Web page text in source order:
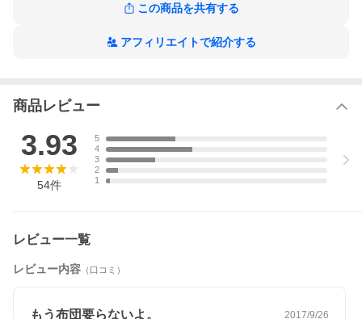
※在庫早見表を必ずご確認ください※
この商品を共有する
アフィリエイトで紹介する
商品レビュー
3.93
54件
5
4
3
2
1
レビュー一覧
レビュー内容 （口コミ）
もう布団要らないよ。 2017/9/26